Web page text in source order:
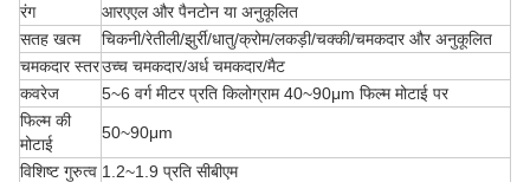
रंग
आरएएल और पैनटोन या अनुकूलित
सतह खत्म
चिकनी/रेतीली/झुर्री/धातु/क्रोम/लकड़ी/चक्की/चमकदार और अनुकूलित
चमकदार स्तरउच्च चमकदार/अर्ध चमकदार/मैट
कवरेज
5~6 वर्ग मीटर प्रति किलोग्राम 40~90μm फिल्म मोटाई पर
फिल्म की
मोटाई
50~90μm
विशिष्ट गुरुत्व 1.2~1.9 प्रति सीबीएम